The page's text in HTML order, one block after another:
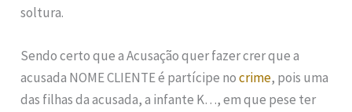
soltura.
Sendo certo que a Acusação quer fazer crer que a
acusada NOME CLIENTE é partícipe nocrime, pois uma
das filhas da acusada, a infante K…, em que pese ter